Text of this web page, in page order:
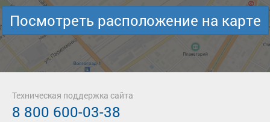
Посмотреть расположение на карте
Техническая поддержка сайта
8 800 600-03-38